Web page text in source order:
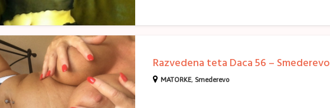
Razvedena teta Daca 56 – Smederevo
MATORKE, Smederevo